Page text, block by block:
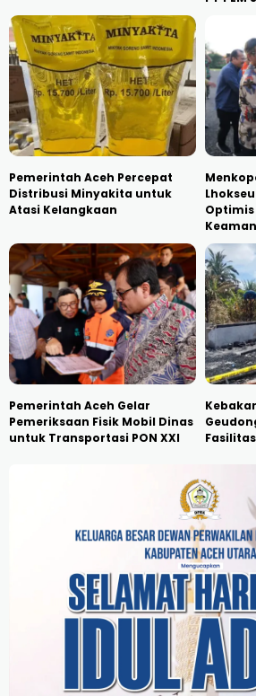
Pemerintah Aceh Percepat
Distribusi Minyakita untuk
Atasi Kelangkaan
Pemerintah Aceh Gelar
Pemeriksaan Fisik Mobil Dinas
untuk Transportasi PON XXI